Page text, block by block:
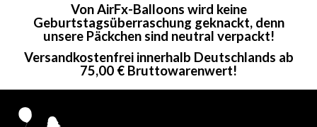
Von AirFx-Balloons wird keine
Geburtstagsüberraschung geknackt, denn
unsere Päckchen sind neutral verpackt!
Versandkostenfrei innerhalb Deutschlands ab
75,00 € Bruttowarenwert!